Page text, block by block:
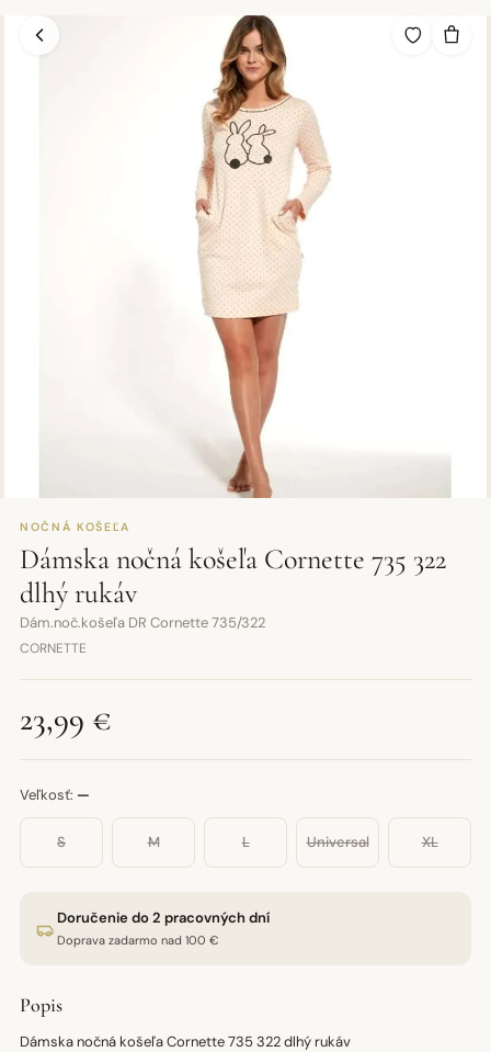
NOČNÁ KOŠEĽA
Dámska nočná košeľa Cornette 735 322
dlhý rukáv
Dám.noč.košeľa DR Cornette 735/322
CORNETTE
23,99 €
Veľkosť: —
S M L Universal XL
Doručenie do 2 pracovných dní
Doprava zadarmo nad 100 €
Popis
Dámska nočná košeľa Cornette 735 322 dlhý rukáv